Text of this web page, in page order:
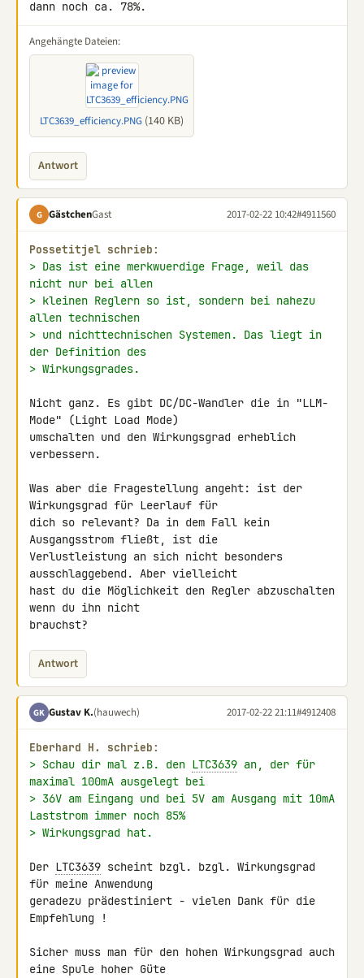
dann noch ca. 78%.
Angehängte Dateien:
LTC3639_efficiency.PNG (140 KB)
Antwort
G GästchenGast 2017-02-22 10:42#4911560
Possetitjel schrieb:
> Das ist eine merkwuerdige Frage, weil das
nicht nur bei allen
> kleinen Reglern so ist, sondern bei nahezu
allen technischen
> und nichttechnischen Systemen. Das liegt in
der Definition des
> Wirkungsgrades.
Nicht ganz. Es gibt DC/DC-Wandler die in "LLM-
Mode" (Light Load Mode)
umschalten und den Wirkungsgrad erheblich
verbessern.
Was aber die Fragestellung angeht: ist der
Wirkungsgrad für Leerlauf für
dich so relevant? Da in dem Fall kein
Ausgangsstrom fließt, ist die
Verlustleistung an sich nicht besonders
ausschlaggebend. Aber vielleicht
hast du die Möglichkeit den Regler abzuschalten
wenn du ihn nicht
brauchst?
Antwort
GK Gustav K.(hauwech) 2017-02-22 21:11#4912408
Eberhard H. schrieb:
> Schau dir mal z.B. den LTC3639 an, der für
maximal 100mA ausgelegt bei
> 36V am Eingang und bei 5V am Ausgang mit 10mA
Laststrom immer noch 85%
> Wirkungsgrad hat.
Der LTC3639 scheint bzgl. bzgl. Wirkungsgrad
für meine Anwendung
geradezu prädestiniert - vielen Dank für die
Empfehlung !
Sicher muss man für den hohen Wirkungsgrad auch
eine Spule hoher Güte